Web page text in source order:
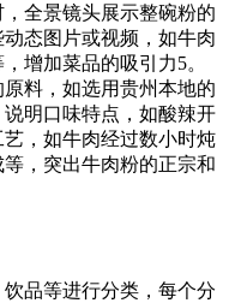
全景镜头展示整碗粉的
态图片或视频，如牛肉
增加菜品的吸引力5。
原料，如选用贵州本地的
明口味特点，如酸辣开
，如牛肉经过数小时炖
，突出牛肉粉的正宗和
饮品等进行分类，每个分